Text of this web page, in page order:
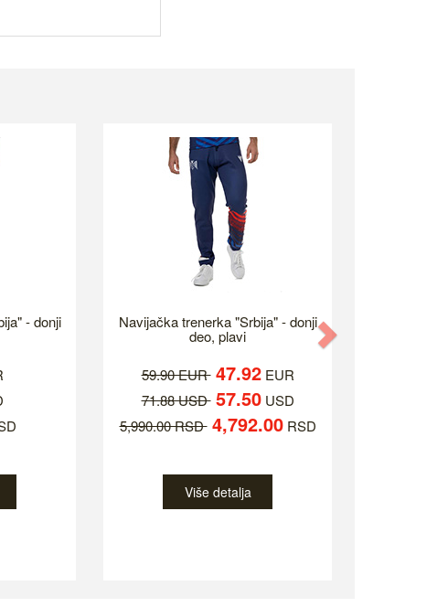
- donji Navijačka trenerka "Srbija" - donji
deo, plavi
59.90 EUR 47.92EUR
71.88 USD 57.50USD
5,990.00 RSD 4,792.00RSD
Više detalja